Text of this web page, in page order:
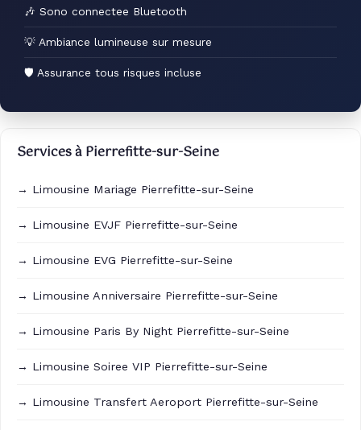
🎶 Sono connectee Bluetooth
💡 Ambiance lumineuse sur mesure
🛡 Assurance tous risques incluse
Services à Pierrefitte-sur-Seine
→ Limousine Mariage Pierrefitte-sur-Seine
→ Limousine EVJF Pierrefitte-sur-Seine
→ Limousine EVG Pierrefitte-sur-Seine
→ Limousine Anniversaire Pierrefitte-sur-Seine
→ Limousine Paris By Night Pierrefitte-sur-Seine
→ Limousine Soiree VIP Pierrefitte-sur-Seine
→ Limousine Transfert Aeroport Pierrefitte-sur-Seine